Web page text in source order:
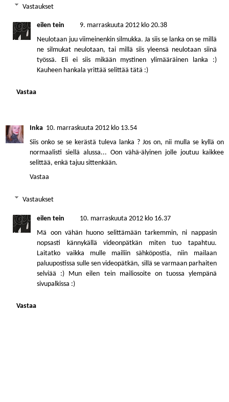
Vastaukset
eilen tein
9. marraskuuta 2012 klo 20.38
Neulotaan juu viimeinenkin silmukka. Ja siis se lanka on se millä
ne silmukat neulotaan, tai millä siis yleensä neulotaan siinä
työssä. Eli ei siis mikään mystinen ylimääräinen lanka :)
Kauheen hankala yrittää selittää tätä :)
Vastaa
Inka 10. marraskuuta 2012 klo 13.54
Siis onko se se kerästä tuleva lanka ? Jos on, nii mulla se kyllä on
normaalisti siellä alussa... Oon vähä-älyinen jolle joutuu kaikkee
selittää, enkä tajuu sittenkään.
Vastaa
Vastaukset
eilen tein
10. marraskuuta 2012 klo 16.37
Mä oon vähän huono selittämään tarkemmin, ni nappasin
nopsasti kännykällä videonpätkän miten tuo tapahtuu.
Laitatko vaikka mulle mailiin sähköpostia, niin mailaan
paluupostissa sulle sen videopätkän, sillä se varmaan parhaiten
selviää :) Mun eilen tein mailiosoite on tuossa ylempänä
sivupalkissa :)
Vastaa